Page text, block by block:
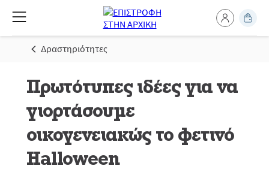
Δραστηριότητες
Πρωτότυπες ιδέες για να
γιορτάσουμε
οικογενειακώς το φετινό
Halloween